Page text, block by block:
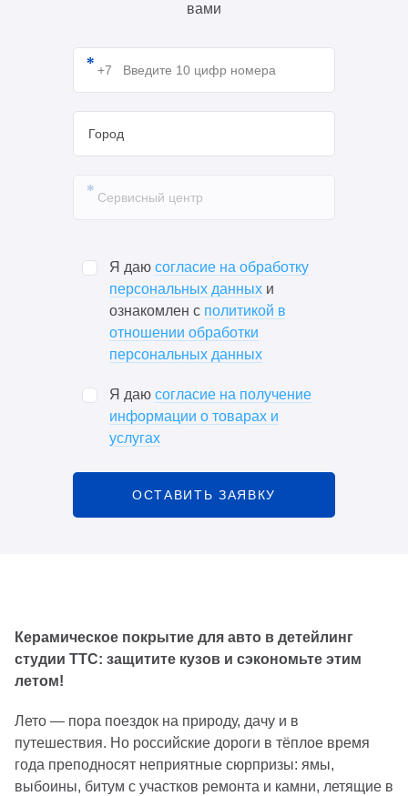
вами
Я даю согласие на обработку
персональных данных и
ознакомлен с политикой в
отношении обработки
персональных данных
Я даю согласие на получение
информации о товарах и
услугах
ОСТАВИТЬ ЗАЯВКУ
Керамическое покрытие для авто в детейлинг
студии ТТС: защитите кузов и сэкономьте этим
летом!
Лето — пора поездок на природу, дачу и в
путешествия. Но российские дороги в тёплое время
года преподносят неприятные сюрпризы: ямы,
выбоины, битум с участков ремонта и камни, летящие в